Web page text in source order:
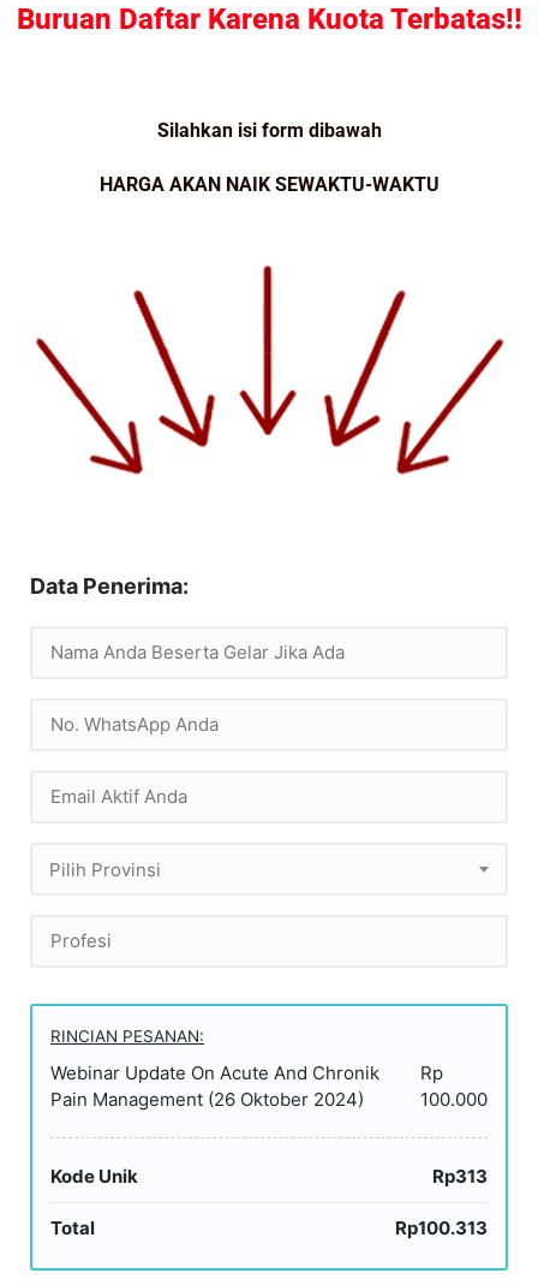
Buruan Daftar Karena Kuota Terbatas!!
Silahkan isi form dibawah
HARGA AKAN NAIK SEWAKTU-WAKTU
Data Penerima:
Pilih Provinsi
RINCIAN PESANAN:
Webinar Update On Acute And Chronik
Pain Management (26 Oktober 2024)
Rp
100.000
Kode Unik Rp313
Total Rp100.313